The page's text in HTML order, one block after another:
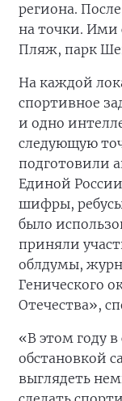
региона.
на точки. Ими
Пляж, парк
На каждой
спортивное
и одно
следующую
подготовили
Единой
шифры,
было
приняли
облдумы,
Генического
Отечества»,
«В этом году
обстановкой
выглядеть